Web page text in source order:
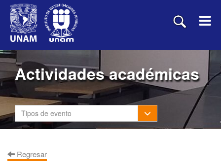
Actividades académicas
Tipos de evento Toggle Dropdown
Regresar